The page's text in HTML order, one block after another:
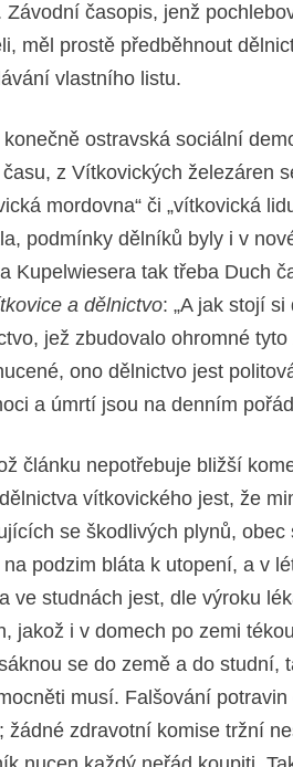
časopis, jenž
měl prostě předběhnout
vlastního listu.
ostravská sociální
z Vítkovických železáren
mordovna“ či „vítkovická
podmínky dělníků byly i v
Kupelwiesera tak třeba Duch
a dělnictvo: „A jak stojí si
jež zbudovalo ohromné
ono dělnictvo jest
a úmrtí jsou na denním
článku nepotřebuje bližší
vítkovického jest, že
se škodlivých plynů, obec
podzim bláta k utopení, a v
ve studnách jest, dle výroku
jakož i v domech po zemi
se do země a do studní,
musí. Falšování potravin
žádné zdravotní komise tržní